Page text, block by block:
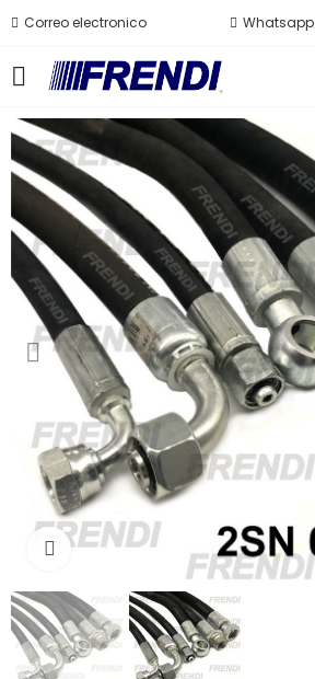
Correo electronico Whatsapp
Click para agrandar